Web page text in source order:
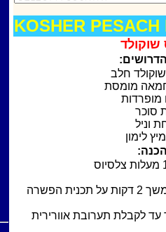
KOSHER PESACH
שוקולד
חלב
מומסת
מופרדות
סוכר
וניל
לימון
הפשרה